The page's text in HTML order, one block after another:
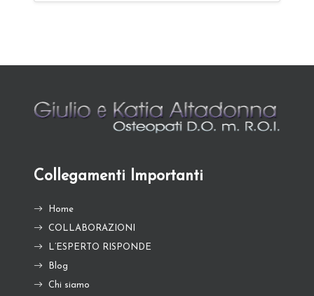
Collegamenti Importanti
Home
COLLABORAZIONI
L’ESPERTO RISPONDE
Blog
Chi siamo